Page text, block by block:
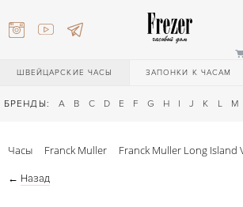
ШВЕЙЦАРСКИЕ ЧАСЫ ЗАПОНКИ К ЧАСАМ
БРЕНДЫ: A B C D E F G H I J K L M
Часы Franck Muller Franck Muller Long Island
← Назад